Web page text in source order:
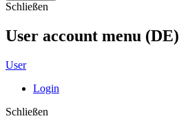
Schließen
User account menu (DE)
User
Login
Schließen